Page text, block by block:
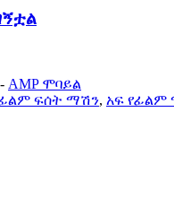
- AMP ሞባይል
ፍሰት ማሽን, አፍ የፊልም